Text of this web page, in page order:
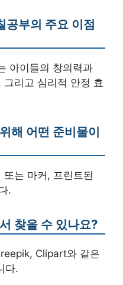
공부의 주요 이점
아이들의 창의력과
리고 심리적 안정 효
해 어떤 준비물이
는 마커, 프린트된
.
찾을 수 있나요?
Clipart와 같은
다.